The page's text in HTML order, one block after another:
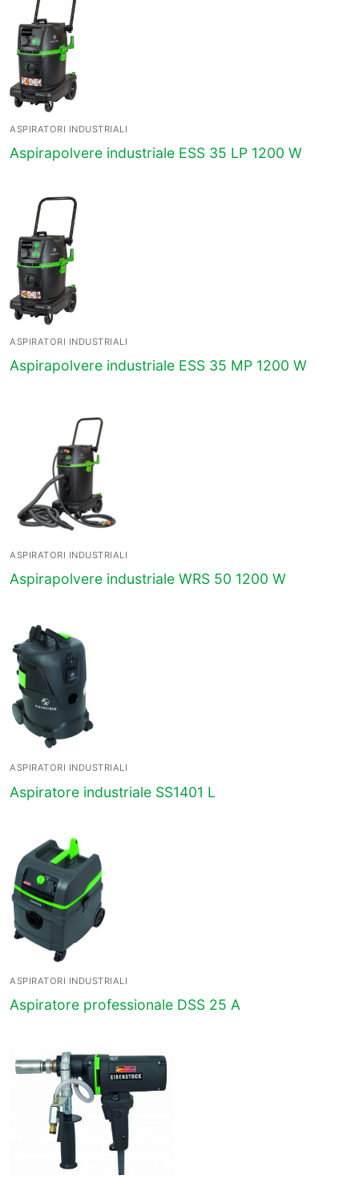
ASPIRATORI INDUSTRIALI
Aspirapolvere industriale ESS 35 LP 1200 W
ASPIRATORI INDUSTRIALI
Aspirapolvere industriale ESS 35 MP 1200 W
ASPIRATORI INDUSTRIALI
Aspirapolvere industriale WRS 50 1200 W
ASPIRATORI INDUSTRIALI
Aspiratore industriale SS1401 L
ASPIRATORI INDUSTRIALI
Aspiratore professionale DSS 25 A